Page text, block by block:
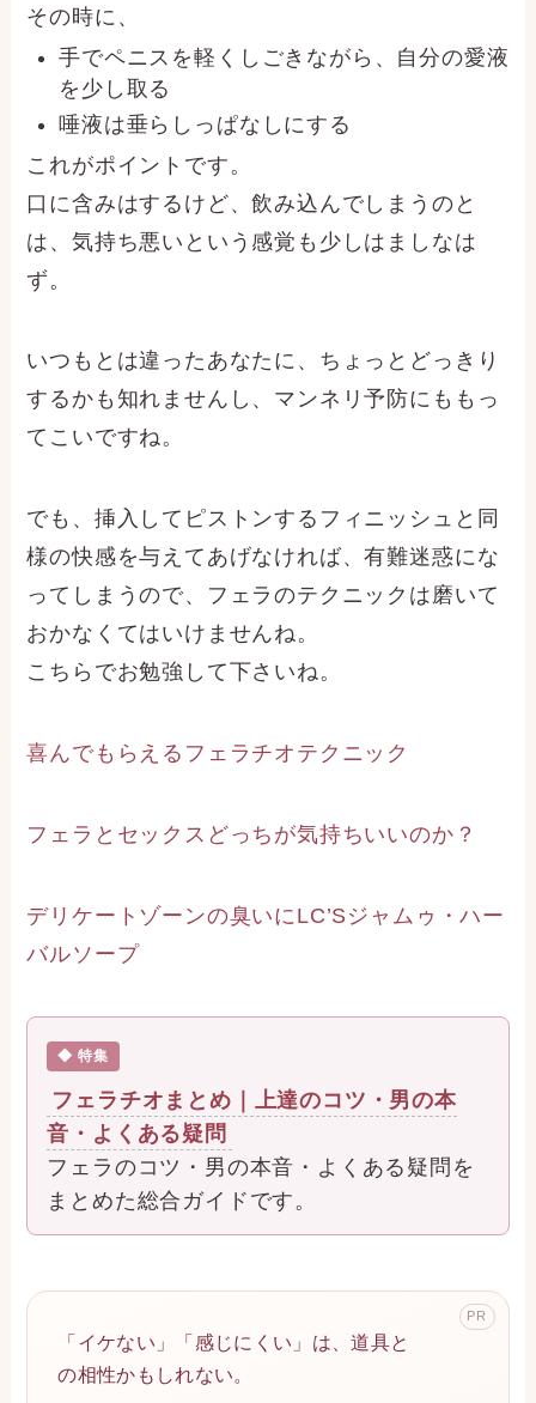
その時に、
手でペニスを軽くしごきながら、自分の愛液
を少し取る
唾液は垂らしっぱなしにする
これがポイントです。
口に含みはするけど、飲み込んでしまうのと
は、気持ち悪いという感覚も少しはましなは
ず。
いつもとは違ったあなたに、ちょっとどっきり
するかも知れませんし、マンネリ予防にももっ
てこいですね。
でも、挿入してピストンするフィニッシュと同
様の快感を与えてあげなければ、有難迷惑にな
ってしまうので、フェラのテクニックは磨いて
おかなくてはいけませんね。
こちらでお勉強して下さいね。
喜んでもらえるフェラチオテクニック
フェラとセックスどっちが気持ちいいのか？
デリケートゾーンの臭いにLC’Sジャムゥ・ハー
バルソープ
◆ 特集
フェラチオまとめ｜上達のコツ・男の本
音・よくある疑問
フェラのコツ・男の本音・よくある疑問を
まとめた総合ガイドです。
PR
「イケない」「感じにくい」は、道具と
の相性かもしれない。